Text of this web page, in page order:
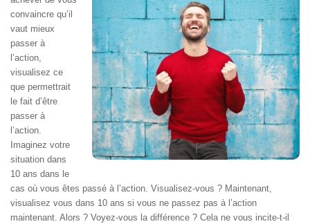
convaincre qu’il
vaut mieux
passer à
l’action,
visualisez ce
que permettrait
le fait d’être
passer à
l’action.
Imaginez votre
situation dans
10 ans dans le
cas où vous êtes passé à l’action. Visualisez-vous ? Maintenant,
visualisez vous dans 10 ans si vous ne passez pas à l’action
maintenant. Alors ? Voyez-vous la différence ? Cela ne vous incite-t-il